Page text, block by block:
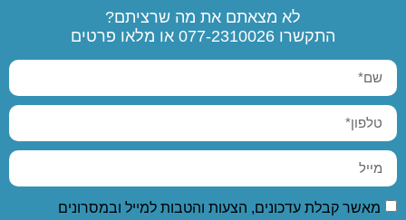
לא מצאתם את מה שרציתם?
התקשרו 077-2310026 או מלאו פרטים
מאשר קבלת עדכונים, הצעות והטבות למייל ובמסרונים